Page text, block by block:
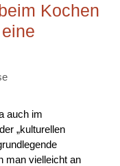
Kochen
auch im
„kulturellen
man vielleicht an